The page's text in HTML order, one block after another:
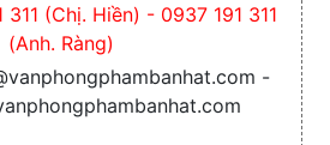
311 (Chị. Hiền) - 0937 191 311
(Anh. Ràng)
-